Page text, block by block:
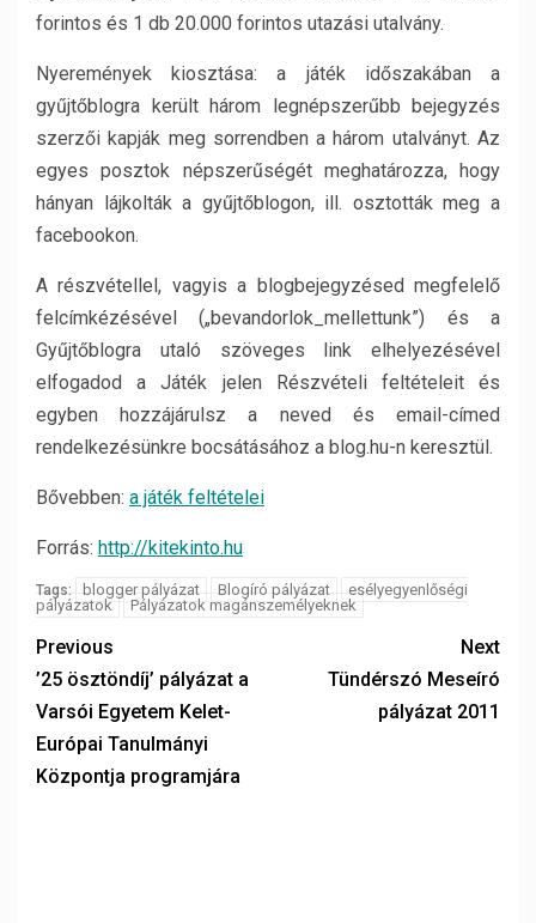
forintos és 1 db 20.000 forintos utazási utalvány.
Nyeremények kiosztása: a játék időszakában a
gyűjtőblogra került három legnépszerűbb bejegyzés
szerzői kapják meg sorrendben a három utalványt. Az
egyes posztok népszerűségét meghatározza, hogy
hányan lájkolták a gyűjtőblogon, ill. osztották meg a
facebookon.
A részvétellel, vagyis a blogbejegyzésed megfelelő
felcímkézésével („bevandorlok_mellettunk”) és a
Gyűjtőblogra utaló szöveges link elhelyezésével
elfogadod a Játék jelen Részvételi feltételeit és
egyben hozzájárulsz a neved és email-címed
rendelkezésünkre bocsátásához a blog.hu-n keresztül.
Bővebben: a játék feltételei
Forrás: http://kitekinto.hu
Tags: blogger pályázat Blogíró pályázat
esélyegyenlőségi
pályázatok
Pályázatok magánszemélyeknek
Previous
’25 ösztöndíj’ pályázat a
Varsói Egyetem Kelet-
Európai Tanulmányi
Központja programjára
Next
Tündérszó Meseíró
pályázat 2011